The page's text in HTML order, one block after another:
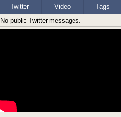
Twitter Video
Tags
No public Twitter messages.